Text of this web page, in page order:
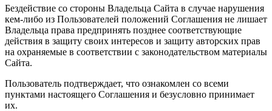
Бездействие со стороны Владельца Сайта в случае нарушения
кем-либо из Пользователей положений Соглашения не лишает
Владельца права предпринять позднее соответствующие
действия в защиту своих интересов и защиту авторских прав
на охраняемые в соответствии с законодательством материалы
Сайта.
Пользователь подтверждает, что ознакомлен со всеми
пунктами настоящего Соглашения и безусловно принимает
их.